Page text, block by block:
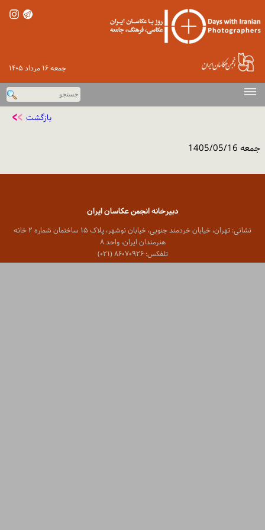
جمعه ۱۶ مرداد ۱۴۰۵
اخبار
گزارش تصویری
تماس با ما
بازگشت
جمعه 1405/05/16
دبیرخانه انجمن عکاسان ایران
نشانی: تهران، خیابان خردمند جنوبی، خیابان نوشهر، پلاک ۱۵ ساختمان شماره ۲ خانه
هنرمندان ایران، واحد ۸
تلفکس: ۸۶۰۷۰۹۲۶ (۰۲۱)